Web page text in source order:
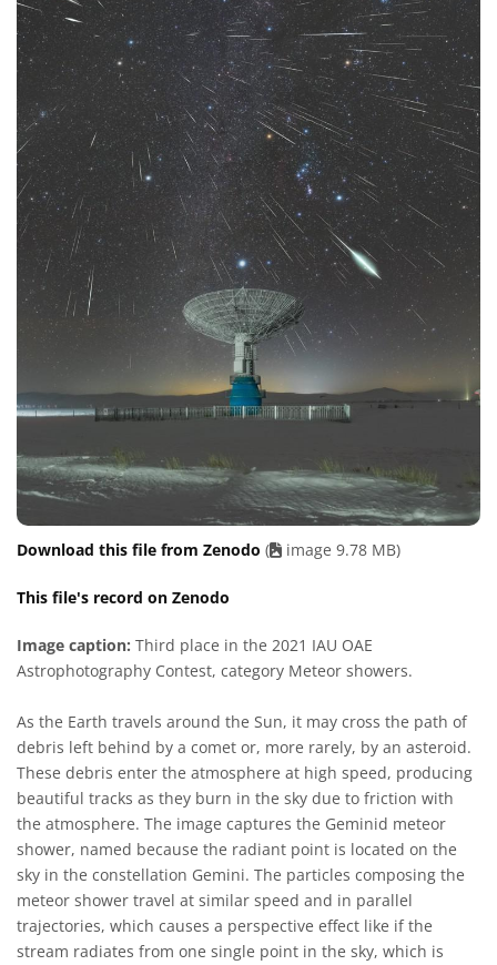
Download this file from Zenodo ( image 9.78 MB)
This file's record on Zenodo
Image caption: Third place in the 2021 IAU OAE
Astrophotography Contest, category Meteor showers.
As the Earth travels around the Sun, it may cross the path of
debris left behind by a comet or, more rarely, by an asteroid.
These debris enter the atmosphere at high speed, producing
beautiful tracks as they burn in the sky due to friction with
the atmosphere. The image captures the Geminid meteor
shower, named because the radiant point is located on the
sky in the constellation Gemini. The particles composing the
meteor shower travel at similar speed and in parallel
trajectories, which causes a perspective effect like if the
stream radiates from one single point in the sky, which is